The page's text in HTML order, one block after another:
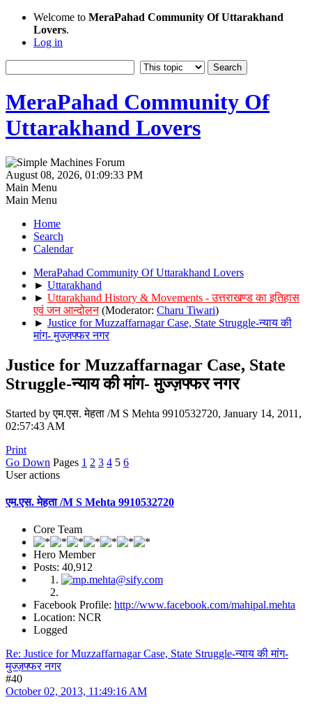
Welcome to MeraPahad Community Of Uttarakhand
Lovers.
Log in
MeraPahad Community Of
Uttarakhand Lovers
August 08, 2026, 01:09:33 PM
Main Menu
Main Menu
Home
Search
Calendar
MeraPahad Community Of Uttarakhand Lovers
► Uttarakhand
► Uttarakhand History & Movements - उत्तराखण्ड का इतिहास
एवं जन आन्दोलन (Moderator: Charu Tiwari)
► Justice for Muzzaffarnagar Case, State Struggle-न्याय की
मांग- मुज्ज़फ्फर नगर
Justice for Muzzaffarnagar Case, State
Struggle-न्याय की मांग- मुज्ज़फ्फर नगर
Started by एम.एस. मेहता /M S Mehta 9910532720, January 14, 2011,
02:57:43 AM
Print
Go Down Pages 1 2 3 4 5 6
User actions
एम.एस. मेहता /M S Mehta 9910532720
Core Team
Hero Member
Posts: 40,912
Facebook Profile: http://www.facebook.com/mahipal.mehta
Location: NCR
Logged
Re: Justice for Muzzaffarnagar Case, State Struggle-न्याय की मांग-
मुज्ज़फ्फर नगर
#40
October 02, 2013, 11:49:16 AM